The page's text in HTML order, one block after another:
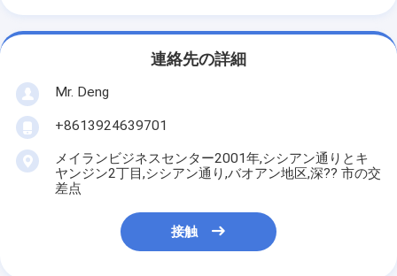
連絡先の詳細
Mr. Deng
+8613924639701
メイランビジネスセンター2001年,シシアン通りとキ
ヤンジン2丁目,シシアン通り,バオアン地区,深?? 市の交
差点
接触